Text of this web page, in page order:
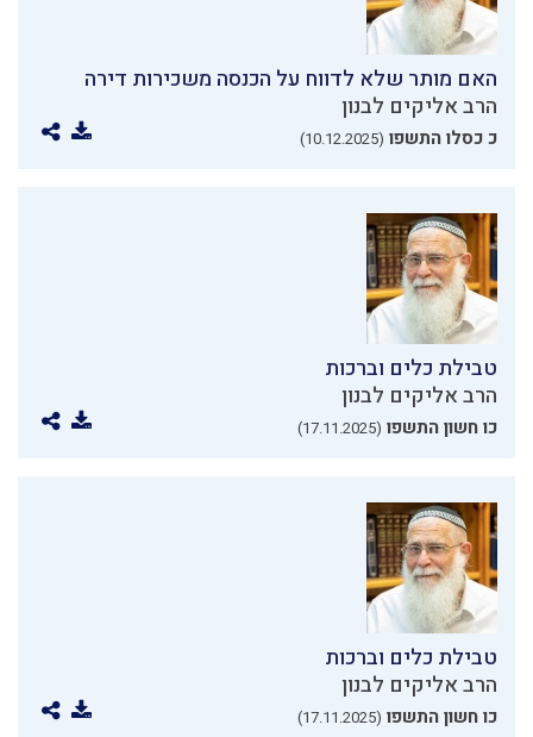
האם מותר שלא לדווח על הכנסה משכירות דירה
הרב אליקים לבנון
כ כסלו התשפו (10.12.2025)
טבילת כלים וברכות
הרב אליקים לבנון
כו חשון התשפו (17.11.2025)
טבילת כלים וברכות
הרב אליקים לבנון
כו חשון התשפו (17.11.2025)